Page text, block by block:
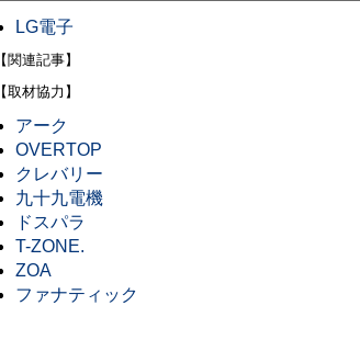
LG電子
【関連記事】
【取材協力】
アーク
OVERTOP
クレバリー
九十九電機
ドスパラ
T-ZONE.
ZOA
ファナティック